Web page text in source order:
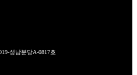
성남분당A-0817호